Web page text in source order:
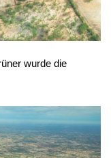
wurde die